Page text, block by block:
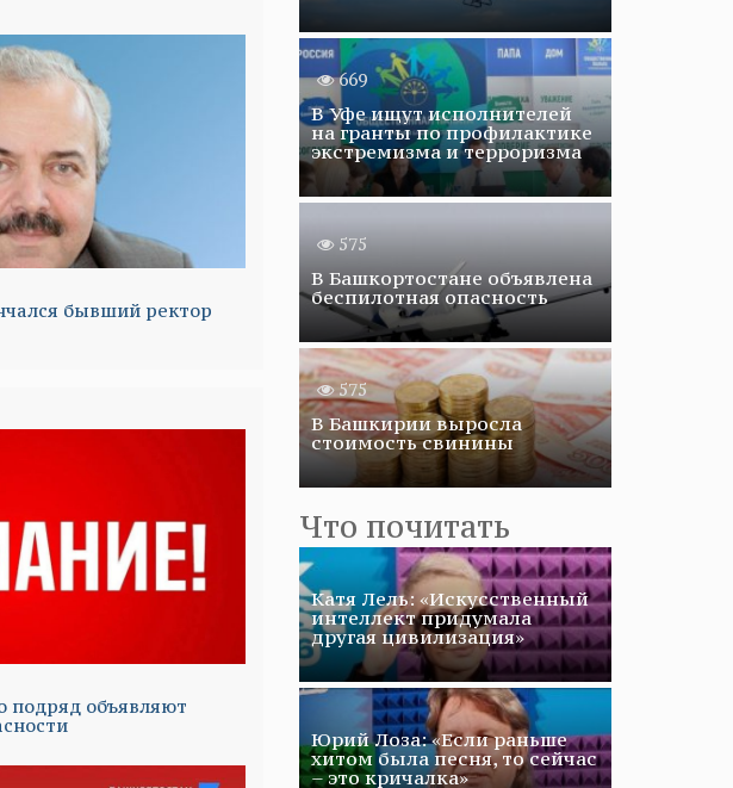
бывший ректор
подряд объявляют
669
В Уфе ищут исполнителей
на гранты по профилактике
экстремизма и терроризма
575
В Башкортостане объявлена
беспилотная опасность
575
В Башкирии выросла
стоимость свинины
Что почитать
Катя Лель: «Искусственный
интеллект придумала
другая цивилизация»
Юрий Лоза: «Если раньше
хитом была песня, то сейчас
– это кричалка»